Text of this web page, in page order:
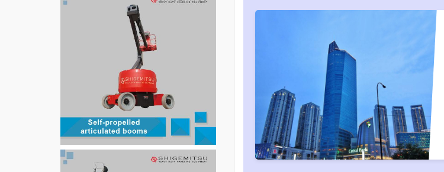
PT. Indotara Persada
APL Tower 6th Floor No. 6 Central Park,
Jl. Letjen S. Parman Kav 28,